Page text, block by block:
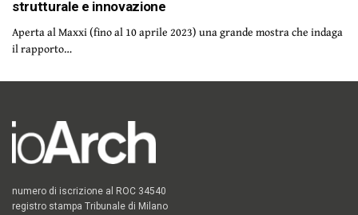
strutturale e innovazione
Aperta al Maxxi (fino al 10 aprile 2023) una grande mostra che indaga
il rapporto…
numero di iscrizione al ROC 34540
registro stampa Tribunale di Milano